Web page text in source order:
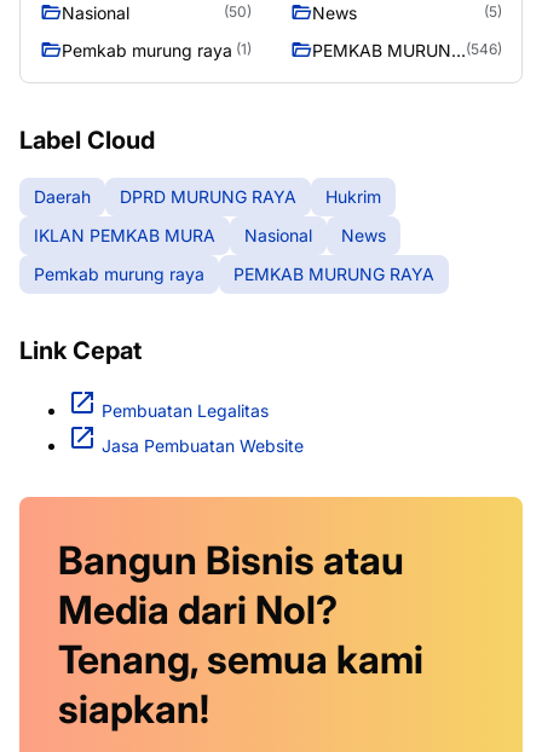
Nasional (50) News (5)
Pemkab murung raya (1)
PEMKAB MURUNG (546)
Label Cloud
Daerah DPRD MURUNG RAYA
Hukrim
IKLAN PEMKAB MURA
Nasional
News
Pemkab murung raya
PEMKAB MURUNG RAYA
Link Cepat
Pembuatan Legalitas
Jasa Pembuatan Website
Bangun Bisnis atau
Media dari Nol?
Tenang, semua kami
siapkan!